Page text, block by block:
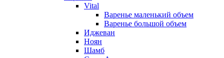
Vital
Варенье маленький объем
Варенье большой объем
Иджеван
Ноян
Шамб